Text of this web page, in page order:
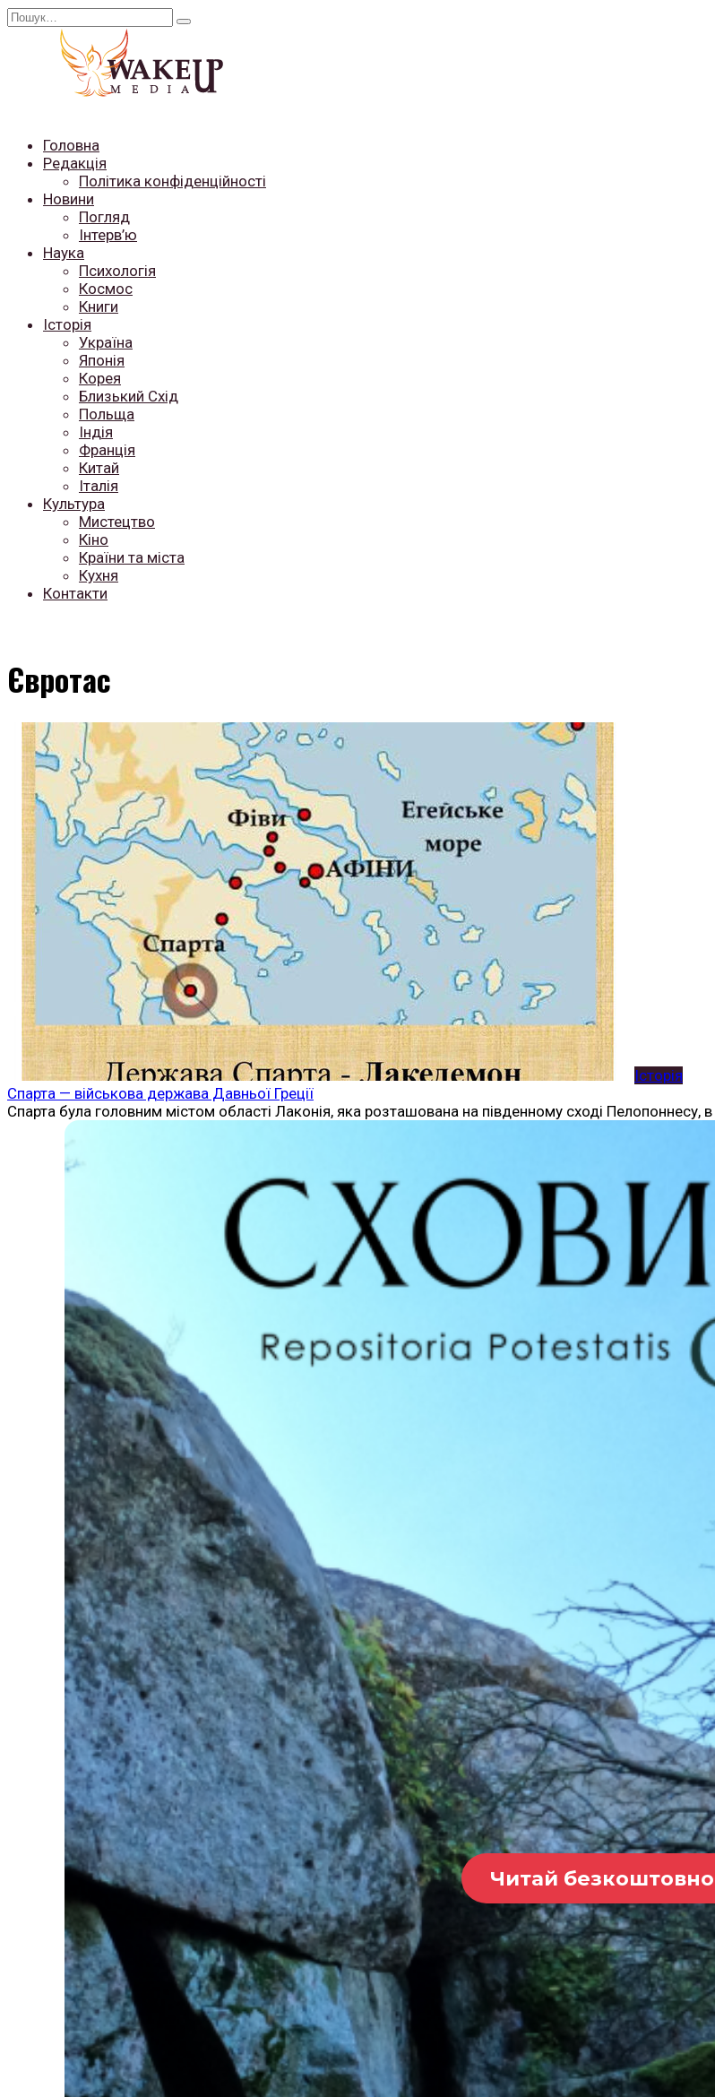
Перейти
Search
Головна
Редакція
Політика конфіденційності
Новини
Погляд
Інтерв’ю
Наука
Психологія
Космос
Книги
Історія
Україна
Японія
Корея
Близький Схід
Польща
Індія
Франція
Китай
Італія
Культура
Мистецтво
Кіно
Країни та міста
Кухня
Контакти
Євротас
Історія
Спарта — військова держава Давньої Греції
Спарта була головним містом області Лаконія, яка розташована на південному сході Пелопоннесу, в
Читай безкоштовно